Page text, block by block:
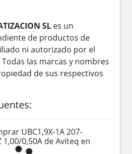
SL es un
de productos de
ni autorizado por el
las marcas y nombres
de sus respectivos
UBC1,9X-1A 207-
1,00/0,50A de Aviteq en